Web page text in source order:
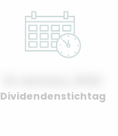
Dividendenstichtag